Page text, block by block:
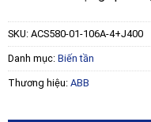
SKU: ACS580-01-106A-4+J400
Danh mục: Biến tần
Thương hiệu: ABB